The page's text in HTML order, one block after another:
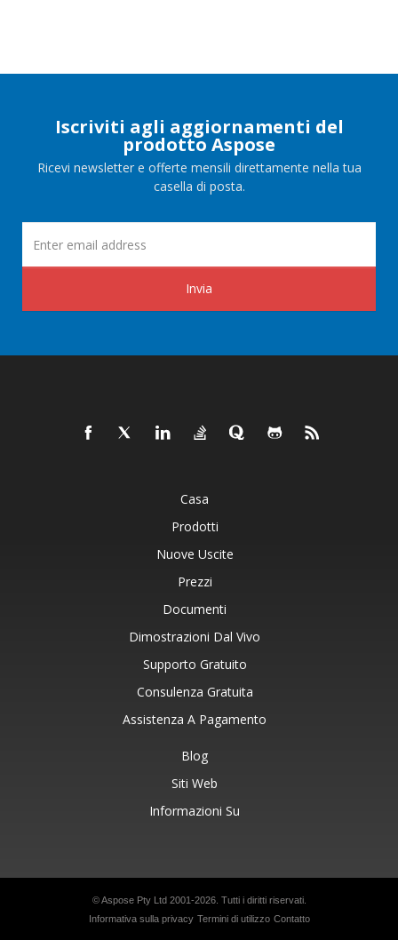
Iscriviti agli aggiornamenti del
prodotto Aspose
Ricevi newsletter e offerte mensili direttamente nella tua
casella di posta.
Invia
Casa
Prodotti
Nuove Uscite
Prezzi
Documenti
Dimostrazioni Dal Vivo
Supporto Gratuito
Consulenza Gratuita
Assistenza A Pagamento
Blog
Siti Web
Informazioni Su
© Aspose Pty Ltd 2001-2026. Tutti i diritti riservati.
Informativa sulla privacy Termini di utilizzo Contatto